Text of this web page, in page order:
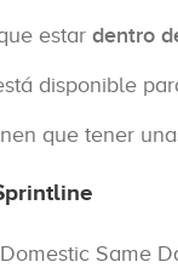
estar dentro
disponible
que tener
Same